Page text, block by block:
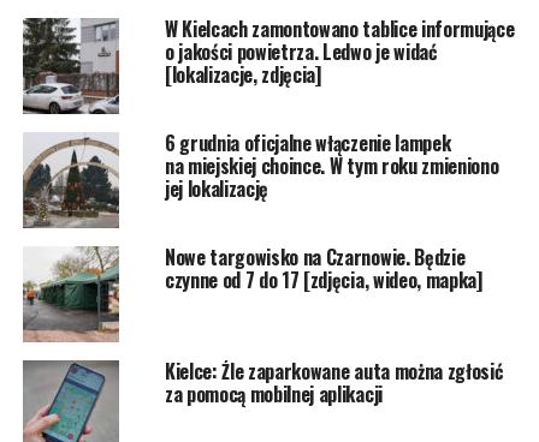
W Kielcach zamontowano tablice informujące
o jakości powietrza. Ledwo je widać
[lokalizacje, zdjęcia]
6 grudnia oficjalne włączenie lampek
na miejskiej choince. W tym roku zmieniono
jej lokalizację
Nowe targowisko na Czarnowie. Będzie
czynne od 7 do 17 [zdjęcia, wideo, mapka]
Kielce: Źle zaparkowane auta można zgłosić
za pomocą mobilnej aplikacji